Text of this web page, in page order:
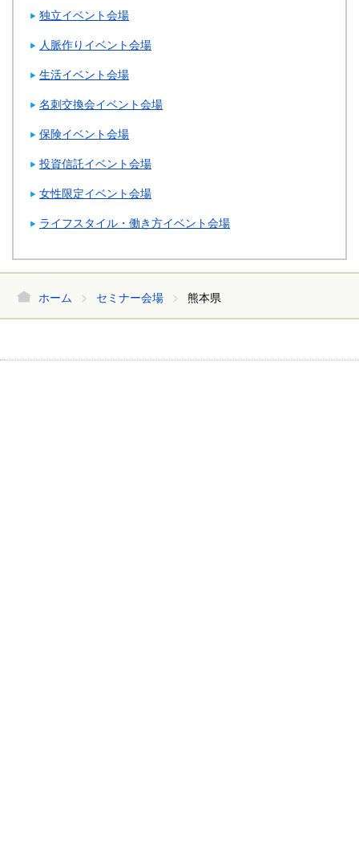
独立イベント会場
人脈作りイベント会場
生活イベント会場
名刺交換会イベント会場
保険イベント会場
投資信託イベント会場
女性限定イベント会場
ライフスタイル・働き方イベント会場
ホーム セミナー会場 熊本県